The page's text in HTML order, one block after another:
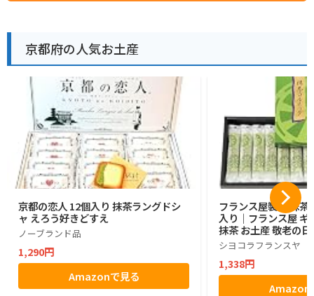
京都府の人気お土産
京都の恋人 12個入り 抹茶ラングドシ
ャ えろう好きどすえ
ノーブランド品
1,290円
Amazonで見る
フランス屋製菓 抹茶
入り｜フランス屋 ギ
抹茶 お土産 敬老の日
シヨコラフランスヤ
1,338円
Amazon